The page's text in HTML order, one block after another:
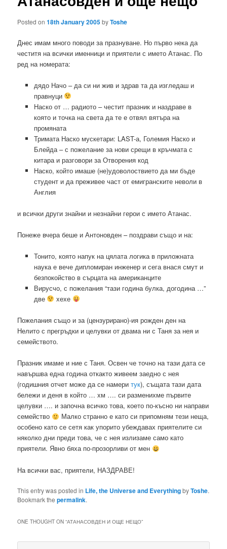
Posted on18th January 2005byToshe
Днес имам много поводи за празнуване. Но първо нека да
честитя на всички именници и приятели с името Атанас. По
ред на номерата:
дядо Начо – да си ни жив и здрав та да изгледаш и
правнуци
Наско от … радиото – честит празник и наздраве в
която и точка на света да те е отвял вятъра на
промяната
Тримата Наско мускетари: LAST-а, Големия Наско и
Блейда – с пожелание за нови срещи в кръчмата с
китара и разговори за Отворения код
Наско, който имаше (не)удоволоствието да ми бъде
студент и да преживее част от емигранските неволи в
Англия
и всички други знайни и незнайни герои с името Атанас.
Понеже вчера беше и Антоновден – поздрави също и на:
Тонито, която напук на цялата логика в приложната
наука е вече дипломиран инженер и сега внася смут и
безпокойство в сърцата на американците
Вирусчо, с пожелания “тази година булка, догодина …”
две
хехе
Пожелания също и за (цензурирано)-ия рожден ден на
Нелито с прегръдки и целувки от двама ни с Таня за нея и
семейството.
Празник имаме и ние с Таня. Освен че точно на тази дата се
навършва една година откакто живеем заедно с нея
(годишния отчет може да се намеритук), същата тази дата
бележи и деня в който … хм …. си разменихме първите
целувки …. и започна всичко това, което по-късно ни направи
семейство
Малко странно е като си припомням тези неща,
особено като се сетя как упорито убеждавах приятелите си
няколко дни преди това, че с нея излизаме само като
приятели. Явно бяха по-прозорливи от мен
На всички вас, приятели, НАЗДРАВЕ!
This entry was posted in Life, the Universe and EverythingbyToshe.
Bookmark thepermalink.
ONE THOUGHT ON “АТАНАСОВДЕН И ОЩЕ НЕЩО”